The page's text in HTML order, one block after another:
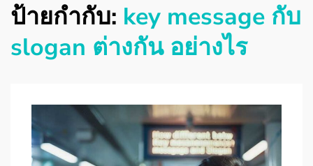
ป้ายกำกับ: key message กับ
slogan ต่างกัน อย่างไร